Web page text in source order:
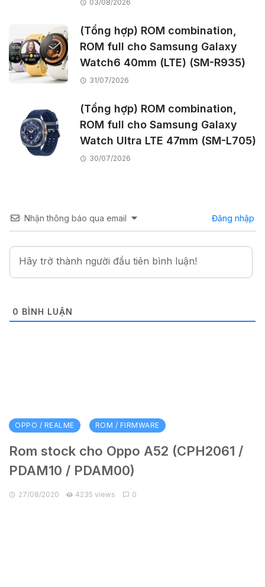
03/08/2026
(Tổng hợp) ROM combination,
ROM full cho Samsung Galaxy
Watch6 40mm (LTE) (SM-R935)
31/07/2026
(Tổng hợp) ROM combination,
ROM full cho Samsung Galaxy
Watch Ultra LTE 47mm (SM-L705)
30/07/2026
Nhận thông báo qua email Đăng nhập
0 BÌNH LUẬN
OPPO / REALME ROM / FIRMWARE
Rom stock cho Oppo A52 (CPH2061 /
PDAM10 / PDAM00)
27/08/2020 4235 views 0